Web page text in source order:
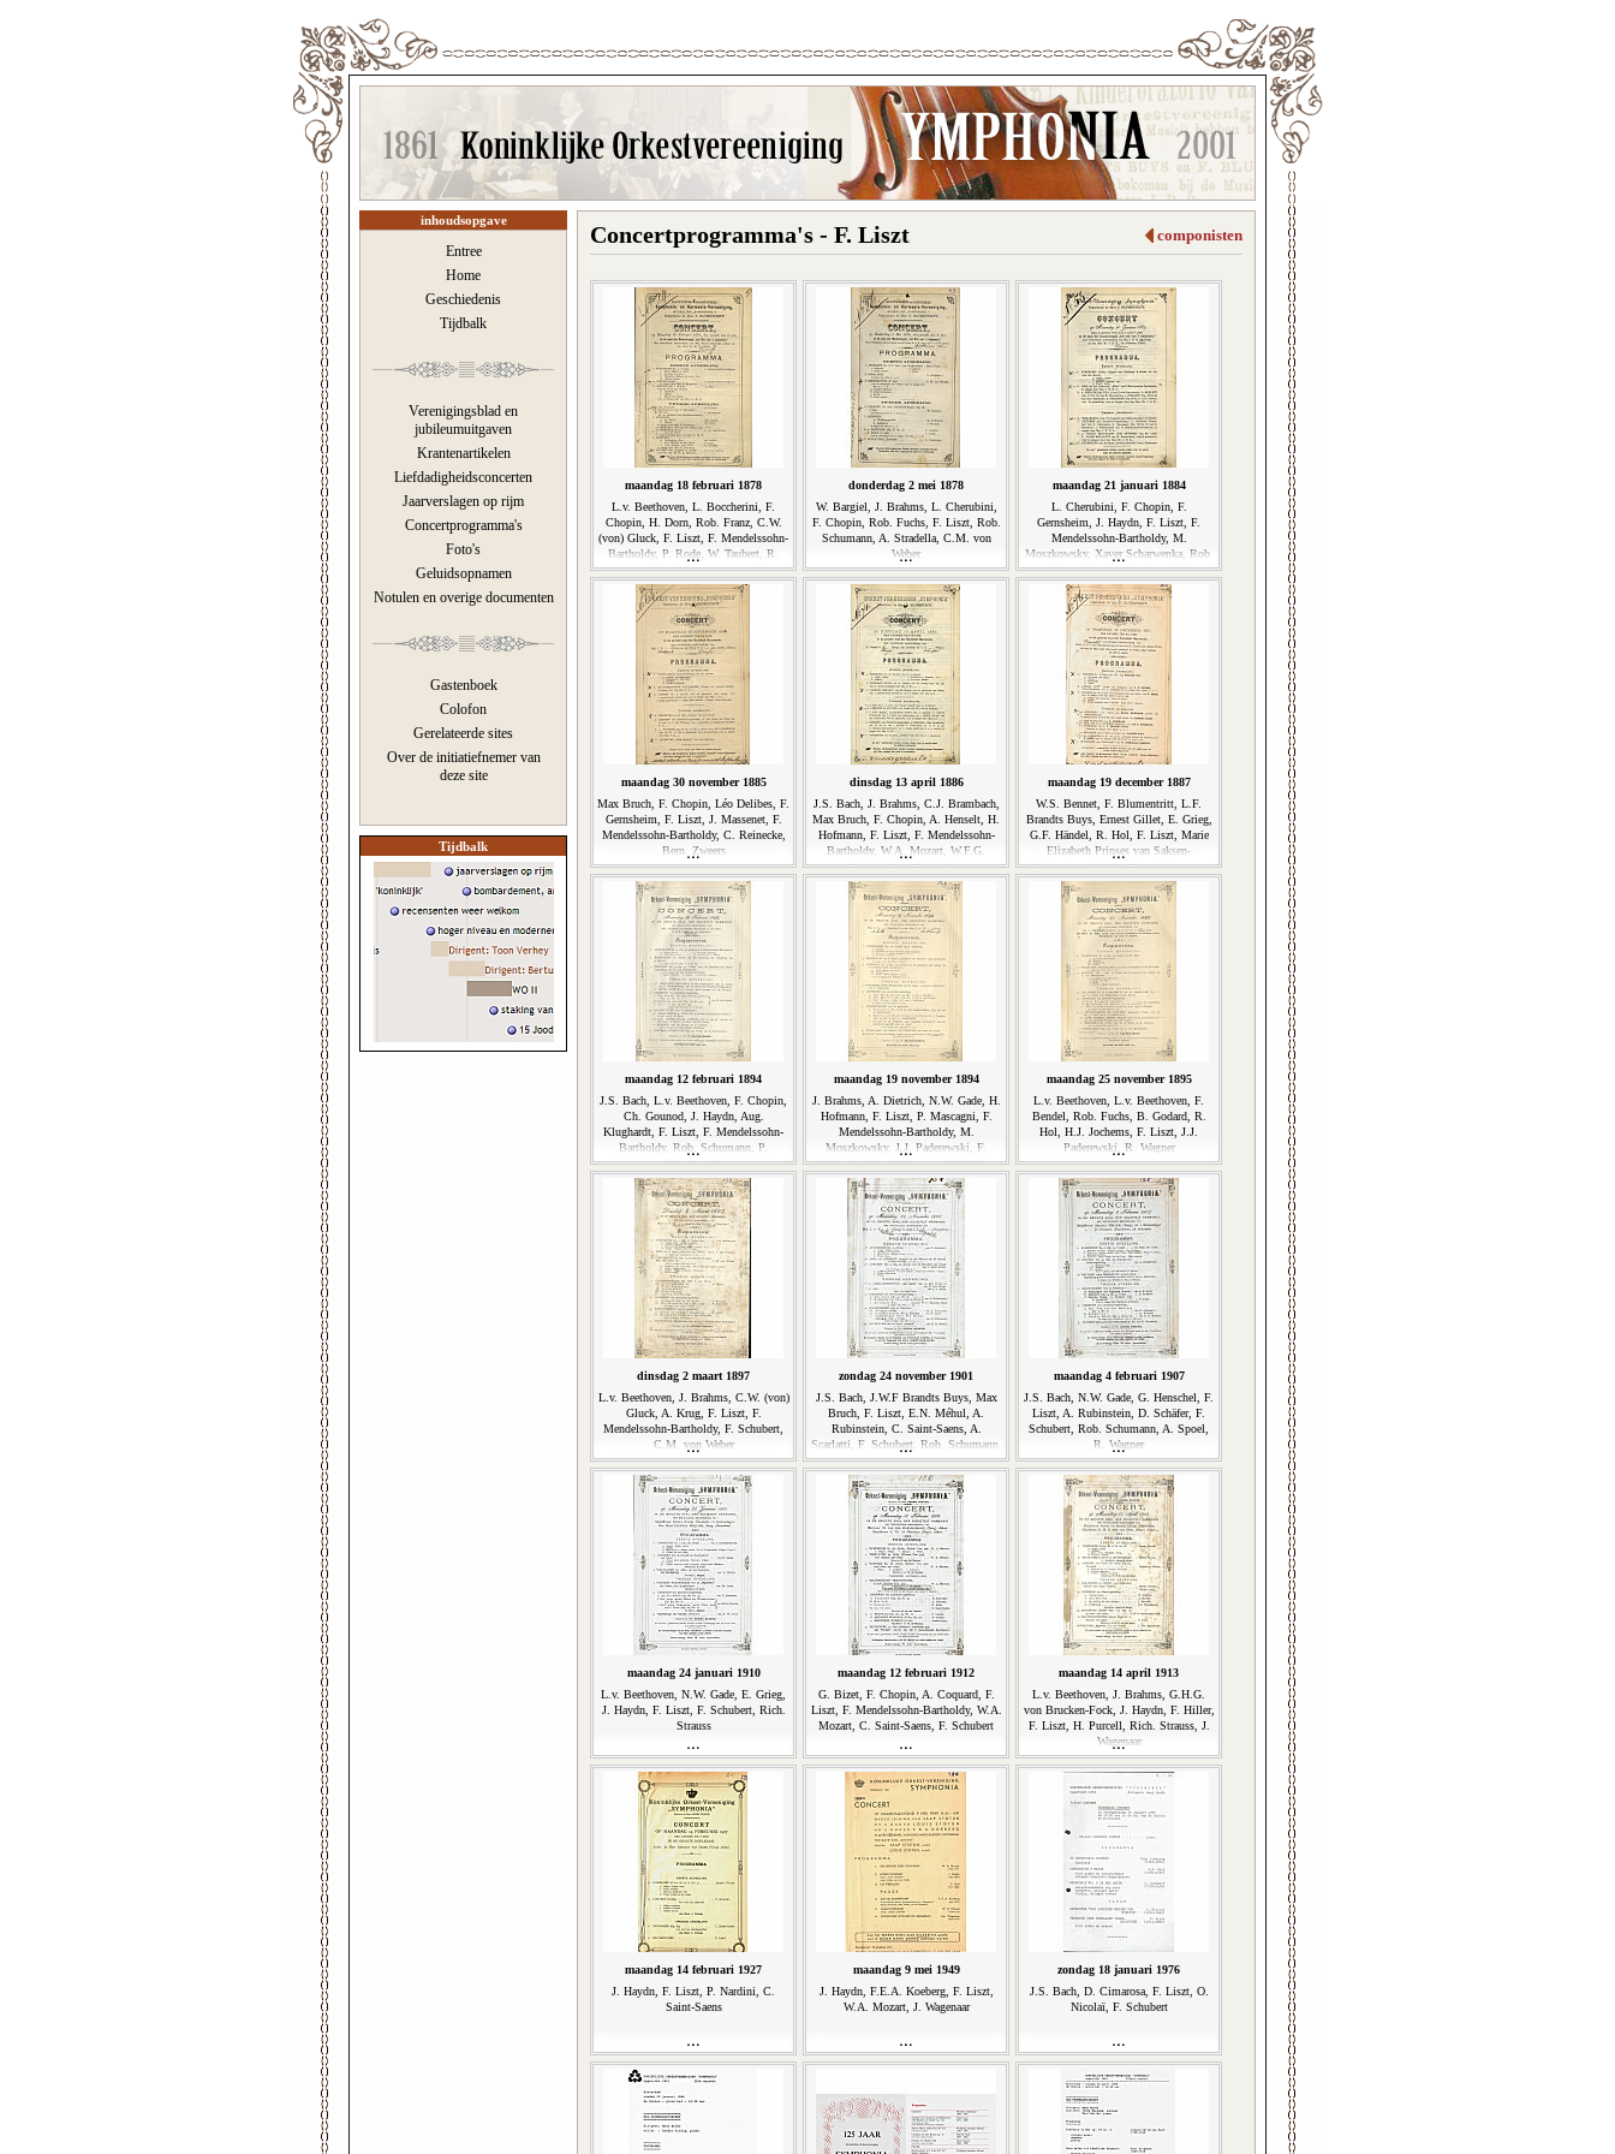
inhoudsopgave
Entree
Home
Geschiedenis
Tijdbalk
Verenigingsblad en
jubileumuitgaven
Krantenartikelen
Liefdadigheidsconcerten
Jaarverslagen op rijm
Concertprogramma's
Foto's
Geluidsopnamen
Notulen en overige documenten
Gastenboek
Colofon
Gerelateerde sites
Over de initiatiefnemer van
deze site
Tijdbalk
componisten
Concertprogramma's - F. Liszt
maandag 18 februari 1878
L.v. Beethoven, L. Boccherini, F.
Chopin, H. Dorn, Rob. Franz, C.W.
(von) Gluck, F. Liszt, F. Mendelssohn-
Bartholdy, P. Rode, W. Taubert, R.
Wagner
donderdag 2 mei 1878
W. Bargiel, J. Brahms, L. Cherubini,
F. Chopin, Rob. Fuchs, F. Liszt, Rob.
Schumann, A. Stradella, C.M. von
Weber
maandag 21 januari 1884
L. Cherubini, F. Chopin, F.
Gernsheim, J. Haydn, F. Liszt, F.
Mendelssohn-Bartholdy, M.
Moszkowsky, Xaver Scharwenka, Rob.
Schumann, Joh. S. Svendsen
maandag 30 november 1885
Max Bruch, F. Chopin, Léo Delibes, F.
Gernsheim, F. Liszt, J. Massenet, F.
Mendelssohn-Bartholdy, C. Reinecke,
Bern. Zweers
dinsdag 13 april 1886
J.S. Bach, J. Brahms, C.J. Brambach,
Max Bruch, F. Chopin, A. Henselt, H.
Hofmann, F. Liszt, F. Mendelssohn-
Bartholdy, W.A. Mozart, W.F.G.
Nicolaï, Nic. Rubinstein
maandag 19 december 1887
W.S. Bennet, F. Blumentritt, L.F.
Brandts Buys, Ernest Gillet, E. Grieg,
G.F. Händel, R. Hol, F. Liszt, Marie
Elizabeth Prinses van Saksen-
Meiningen, J. Raff, Rob. Schumann,
Jan G. Striening
maandag 12 februari 1894
J.S. Bach, L.v. Beethoven, F. Chopin,
Ch. Gounod, J. Haydn, Aug.
Klughardt, F. Liszt, F. Mendelssohn-
Bartholdy, Rob. Schumann, P.
Tsjaikovski
maandag 19 november 1894
J. Brahms, A. Dietrich, N.W. Gade, H.
Hofmann, F. Liszt, P. Mascagni, F.
Mendelssohn-Bartholdy, M.
Moszkowsky, J.J. Paderewski, F.
Schubert, Rob. Schumann, R. Wagner
maandag 25 november 1895
L.v. Beethoven, L.v. Beethoven, F.
Bendel, Rob. Fuchs, B. Godard, R.
Hol, H.J. Jochems, F. Liszt, J.J.
Paderewski, R. Wagner
dinsdag 2 maart 1897
L.v. Beethoven, J. Brahms, C.W. (von)
Gluck, A. Krug, F. Liszt, F.
Mendelssohn-Bartholdy, F. Schubert,
C.M. von Weber
zondag 24 november 1901
J.S. Bach, J.W.F Brandts Buys, Max
Bruch, F. Liszt, E.N. Méhul, A.
Rubinstein, C. Saint-Saens, A.
Scarlatti, F. Schubert, Rob. Schumann,
N. von Wilm
maandag 4 februari 1907
J.S. Bach, N.W. Gade, G. Henschel, F.
Liszt, A. Rubinstein, D. Schäfer, F.
Schubert, Rob. Schumann, A. Spoel,
R. Wagner
maandag 24 januari 1910
L.v. Beethoven, N.W. Gade, E. Grieg,
J. Haydn, F. Liszt, F. Schubert, Rich.
Strauss
maandag 12 februari 1912
G. Bizet, F. Chopin, A. Coquard, F.
Liszt, F. Mendelssohn-Bartholdy, W.A.
Mozart, C. Saint-Saens, F. Schubert
maandag 14 april 1913
L.v. Beethoven, J. Brahms, G.H.G.
von Brucken-Fock, J. Haydn, F. Hiller,
F. Liszt, H. Purcell, Rich. Strauss, J.
Wagenaar
maandag 14 februari 1927
J. Haydn, F. Liszt, P. Nardini, C.
Saint-Saens
maandag 9 mei 1949
J. Haydn, F.E.A. Koeberg, F. Liszt,
W.A. Mozart, J. Wagenaar
zondag 18 januari 1976
J.S. Bach, D. Cimarosa, F. Liszt, O.
Nicolaï, F. Schubert